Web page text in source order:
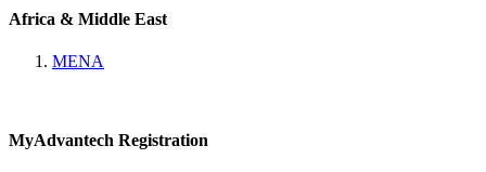
Africa & Middle East
MENA
MyAdvantech Registration